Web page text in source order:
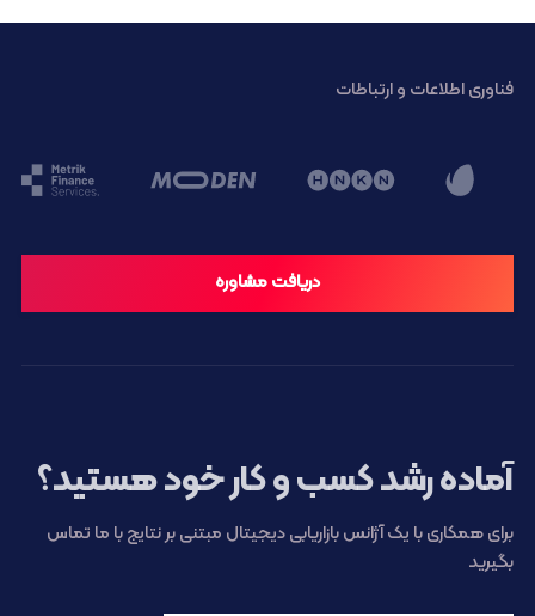
فناوری اطلاعات و ارتباطات
دریافت مشاوره
آماده رشد کسب و کار خود هستید؟
برای همکاری با یک آژانس بازاریابی دیجیتال مبتنی بر نتایج با ما تماس
بگیرید